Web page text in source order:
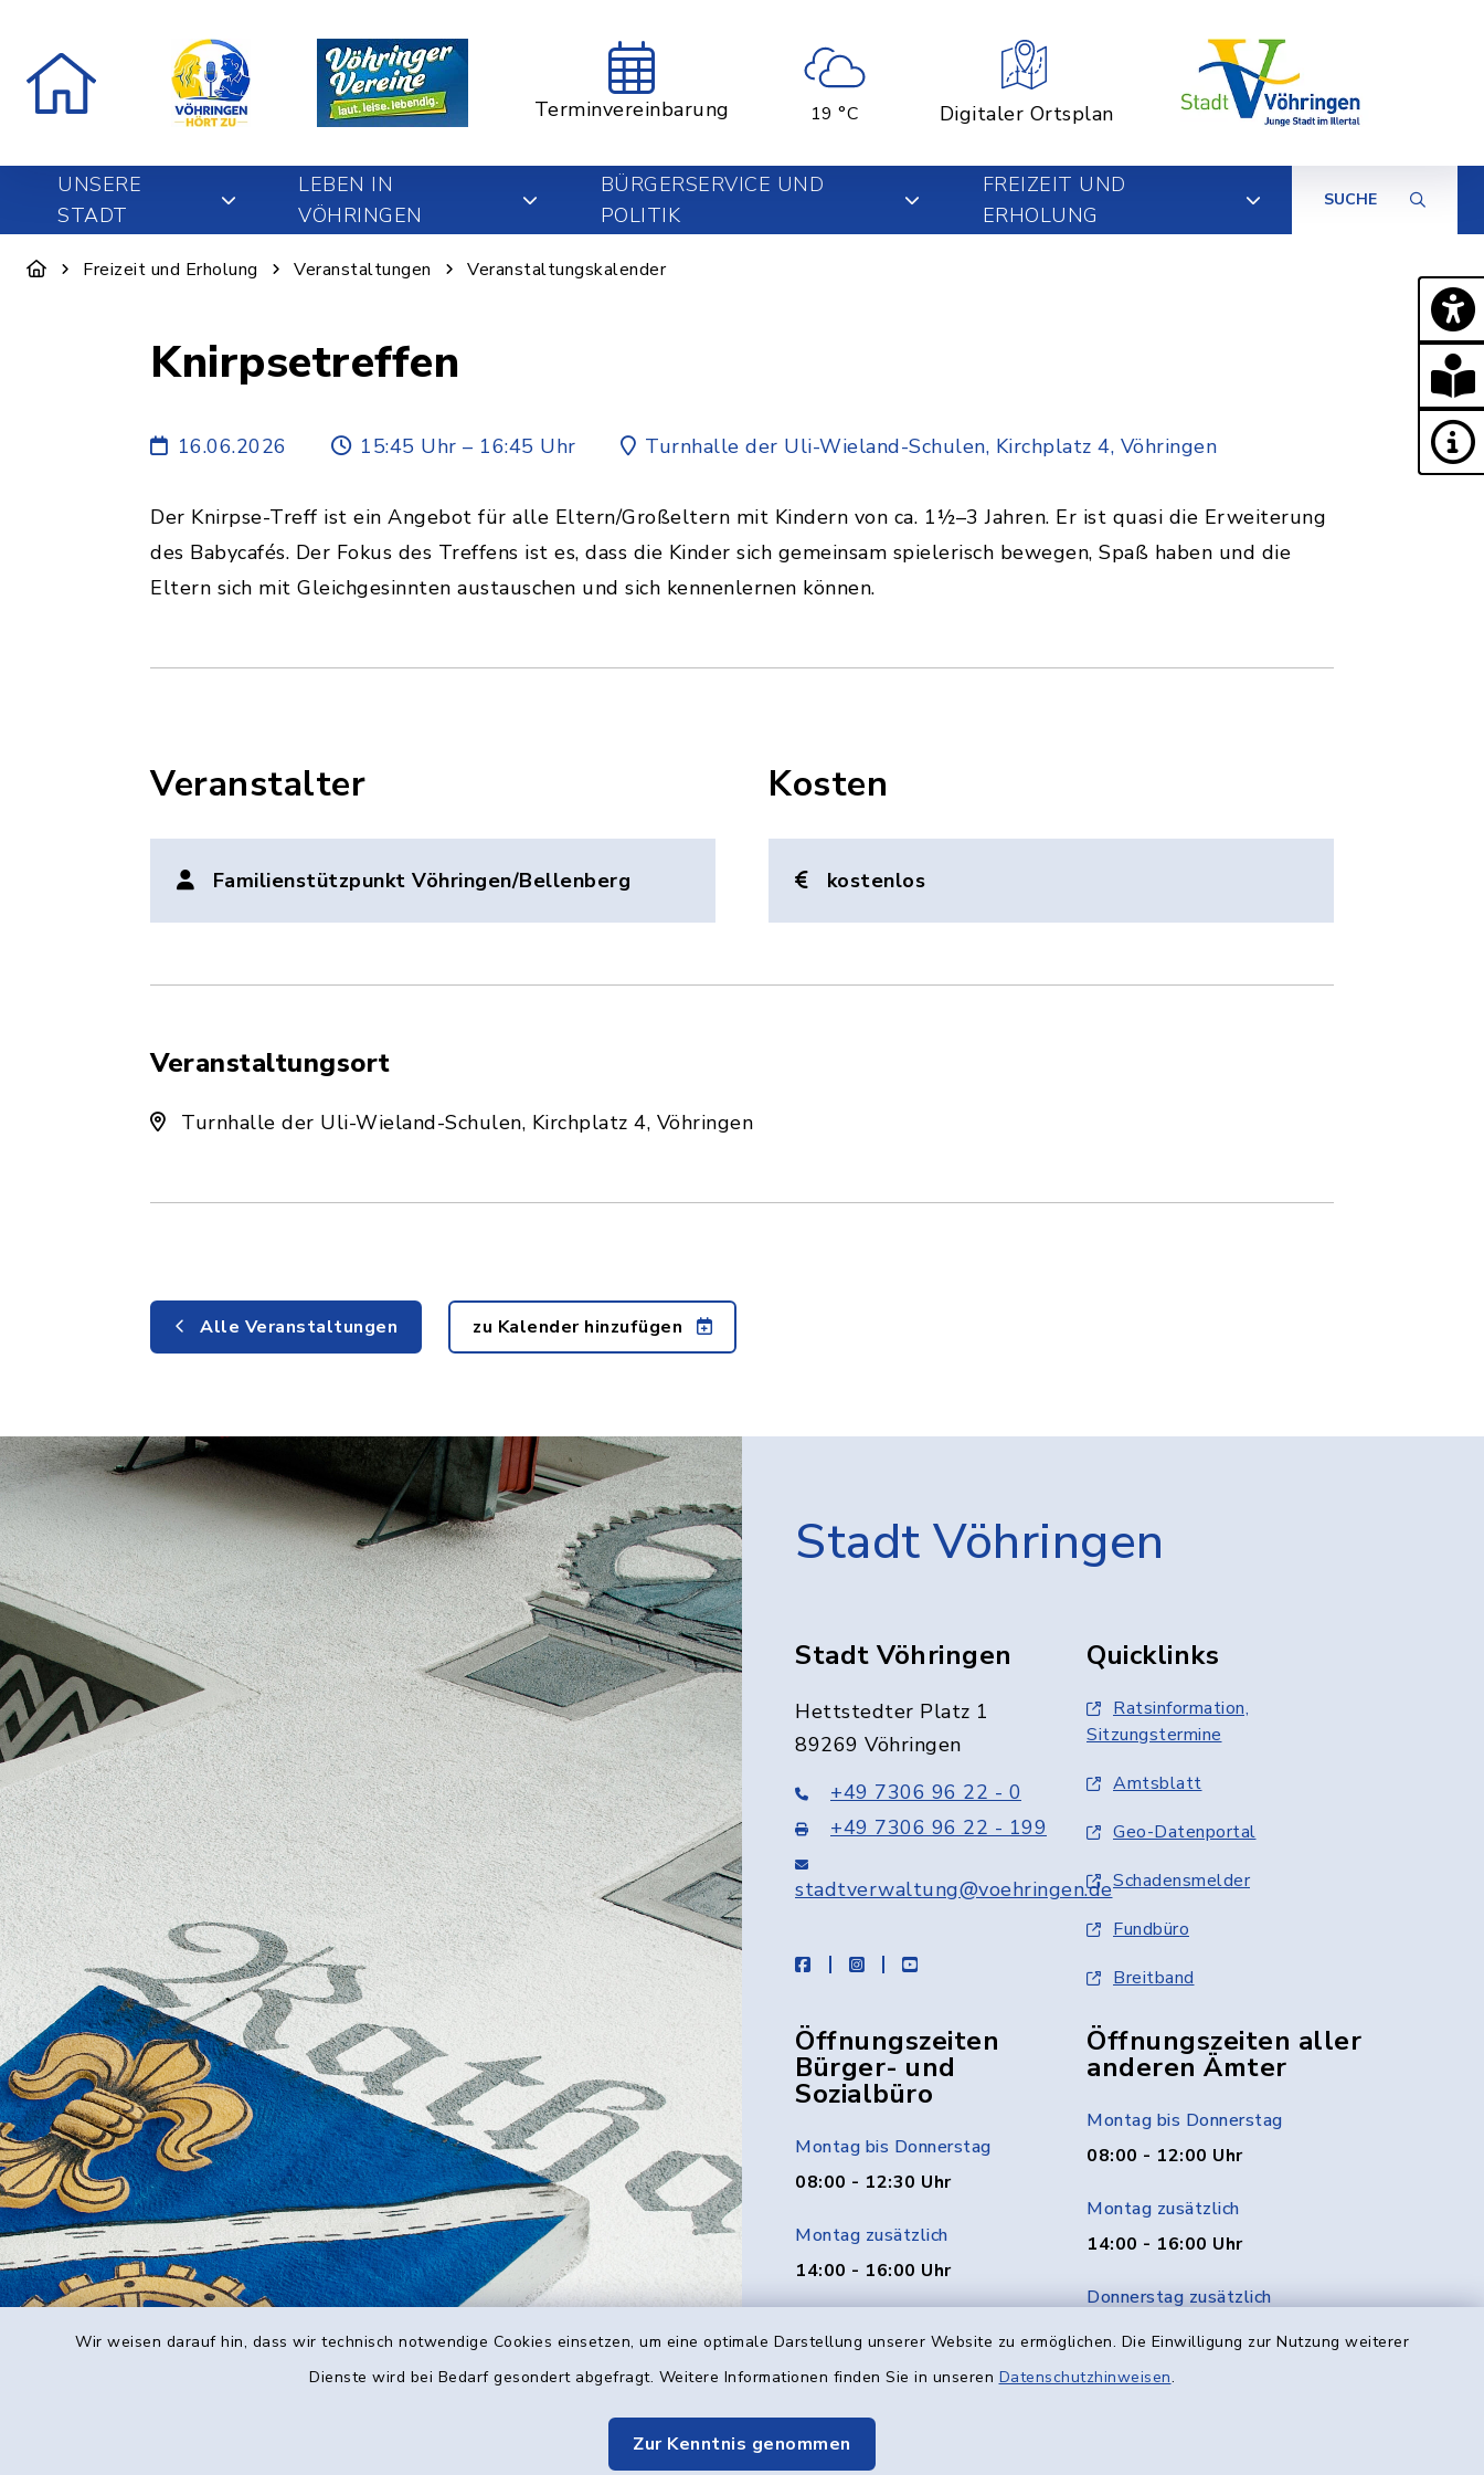
Wir weisen darauf hin, dass wir technisch notwendige Cookies einsetzen, um eine optimale Darstellung unserer Website zu ermöglichen. Die Einwilligung zur Nutzung weiterer
Dienste wird bei Bedarf gesondert abgefragt. Weitere Informationen finden Sie in unseren Datenschutzhinweisen.
Zur Kenntnis genommen
Terminvereinbarung 19 °C Digitaler Ortsplan
UNSERE
STADT
LEBEN IN
VÖHRINGEN
BÜRGERSERVICE UND
POLITIK
FREIZEIT UND
ERHOLUNG
SUCHE
Freizeit und Erholung Veranstaltungen Veranstaltungskalender
Knirpsetreffen
16.06.2026 15:45 Uhr – 16:45 Uhr Turnhalle der Uli-Wieland-Schulen, Kirchplatz 4, Vöhringen
Der Knirpse-Treff ist ein Angebot für alle Eltern/Großeltern mit Kindern von ca. 1½–3 Jahren. Er ist quasi die Erweiterung
des Babycafés. Der Fokus des Treffens ist es, dass die Kinder sich gemeinsam spielerisch bewegen, Spaß haben und die
Eltern sich mit Gleichgesinnten austauschen und sich kennenlernen können.
Veranstalter
Familienstützpunkt Vöhringen/Bellenberg
Kosten
kostenlos
Veranstaltungsort
Turnhalle der Uli-Wieland-Schulen, Kirchplatz 4, Vöhringen
Alle Veranstaltungen zu Kalender hinzufügen
Stadt Vöhringen
Stadt Vöhringen
Hettstedter Platz 1
89269 Vöhringen
+49 7306 96 22 - 0
+49 7306 96 22 - 199
stadtverwaltung@voehringen.de
facebookinstagramyoutube
Quicklinks
Ratsinformation,
Sitzungstermine
Amtsblatt
Geo-Datenportal
Schadensmelder
Fundbüro
Breitband
Öffnungszeiten
Bürger- und
Sozialbüro
Montag bis Donnerstag
08:00 - 12:30 Uhr
Montag zusätzlich
14:00 - 16:00 Uhr
Freitag
08:00 - 12:00 Uhr
Öffnungszeiten aller
anderen Ämter
Montag bis Donnerstag
08:00 - 12:00 Uhr
Montag zusätzlich
14:00 - 16:00 Uhr
Donnerstag zusätzlich
14:00 - 18:00 Uhr
Freitag